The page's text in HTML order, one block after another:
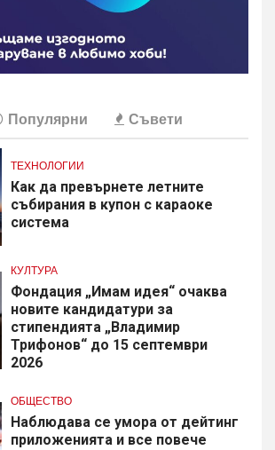
Популярни Съвети
ТЕХНОЛОГИИ
Как да превърнете летните
събирания в купон с караоке
система
КУЛТУРА
Фондация „Имам идея“ очаква
новите кандидатури за
стипендията „Владимир
Трифонов“ до 15 септември
2026
ОБЩЕСТВО
Наблюдава се умора от дейтинг
приложенията и все повече